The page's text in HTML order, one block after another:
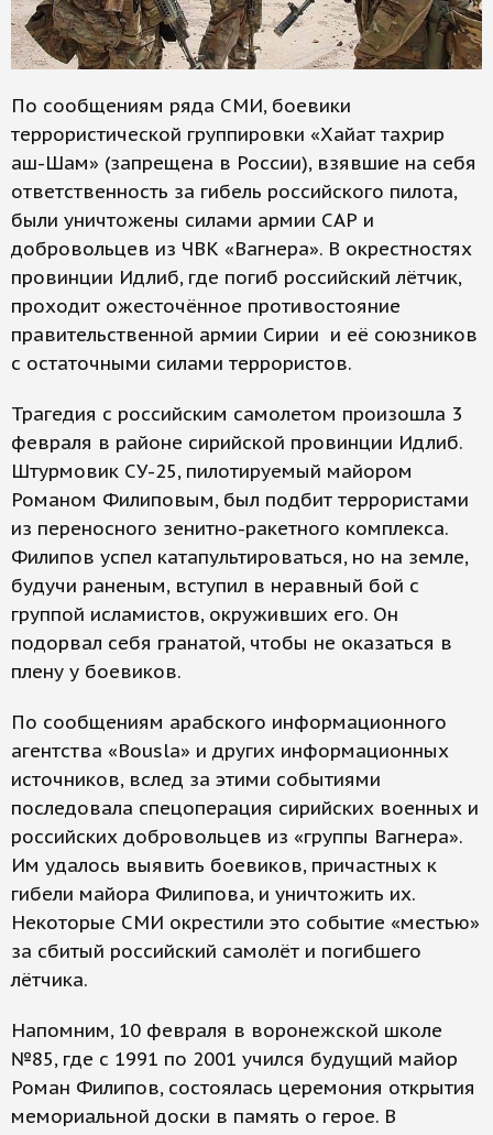
По сообщениям ряда СМИ, боевики
террористической группировки «Хайат тахрир
аш-Шам» (запрещена в России), взявшие на себя
ответственность за гибель российского пилота,
были уничтожены силами армии САР и
добровольцев из ЧВК «Вагнера». В окрестностях
провинции Идлиб, где погиб российский лётчик,
проходит ожесточённое противостояние
правительственной армии Сирии и её союзников
с остаточными силами террористов.
Трагедия с российским самолетом произошла 3
февраля в районе сирийской провинции Идлиб.
Штурмовик СУ-25, пилотируемый майором
Романом Филиповым, был подбит террористами
из переносного зенитно-ракетного комплекса.
Филипов успел катапультироваться, но на земле,
будучи раненым, вступил в неравный бой с
группой исламистов, окруживших его. Он
подорвал себя гранатой, чтобы не оказаться в
плену у боевиков.
По сообщениям арабского информационного
агентства «Bousla» и других информационных
источников, вслед за этими событиями
последовала спецоперация сирийских военных и
российских добровольцев из «группы Вагнера».
Им удалось выявить боевиков, причастных к
гибели майора Филипова, и уничтожить их.
Некоторые СМИ окрестили это событие «местью»
за сбитый российский самолёт и погибшего
лётчика.
Напомним, 10 февраля в воронежской школе
№85, где с 1991 по 2001 учился будущий майор
Роман Филипов, состоялась церемония открытия
мемориальной доски в память о герое. В